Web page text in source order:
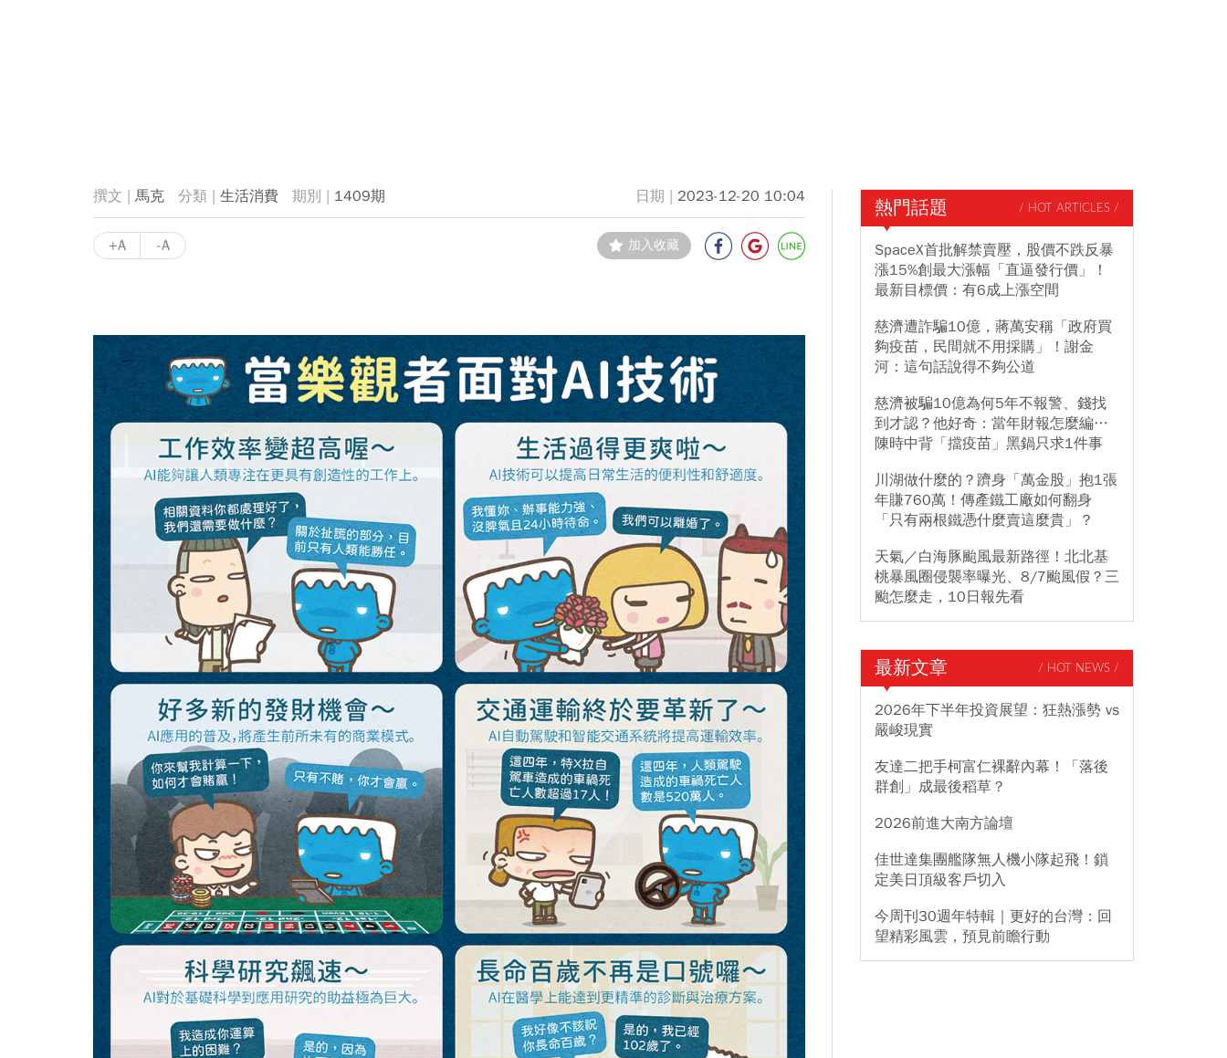
馬克 生活消費 1409期 2023-12-20 10:04
+A -A 加入收藏
熱門話題 / HOT ARTICLES /
SpaceX首批解禁賣壓，股價不跌反暴
漲15%創最大漲幅「直逼發行價」！
最新目標價：有6成上漲空間
慈濟遭詐騙10億，蔣萬安稱「政府買
夠疫苗，民間就不用採購」！謝金
河：這句話說得不夠公道
慈濟被騙10億為何5年不報警、錢找
到才認？他好奇：當年財報怎麼編…
陳時中背「擋疫苗」黑鍋只求1件事
川湖做什麼的？躋身「萬金股」抱1張
年賺760萬！傳產鐵工廠如何翻身
「只有兩根鐵憑什麼賣這麼貴」？
天氣／白海豚颱風最新路徑！北北基
桃暴風圈侵襲率曝光、8/7颱風假？三
颱怎麼走，10日報先看
最新文章 / HOT NEWS /
2026年下半年投資展望：狂熱漲勢 vs
嚴峻現實
友達二把手柯富仁裸辭內幕！「落後
群創」成最後稻草？
2026前進大南方論壇
佳世達集團艦隊無人機小隊起飛！鎖
定美日頂級客戶切入
今周刊30週年特輯｜更好的台灣：回
望精彩風雲，預見前瞻行動